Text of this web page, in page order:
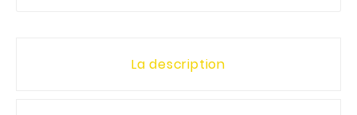
La description